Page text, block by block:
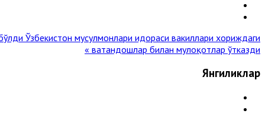
Ўзбекистон мусулмонлари идораси вакиллари хориждаги
ватандошлар билан мулоқотлар ўтказди »
Янгиликлар